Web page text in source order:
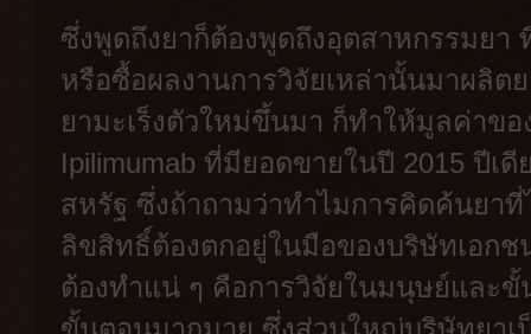
ซึ่งพูดถึงยาก็ต้องพูดถึงอุตสาหกรรมยา
หรือซื้อผลงานการวิจัยเหล่านั้นมาผลิ
ยามะเร็งตัวใหม่ขึ้นมา ก็ทำให้มูลค่าข
Ipilimumab ที่มียอดขายในปี 2015 ปีเ
สหรัฐ ซึ่งถ้าถามว่าทำไมการคิดค้นยา
ลิขสิทธิ์ต้องตกอยู่ในมือของบริษัทเอก
ต้องทำแน่ ๆ คือการวิจัยในมนุษย์และ